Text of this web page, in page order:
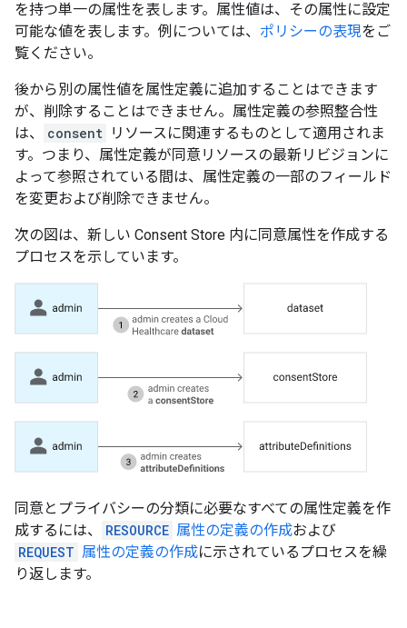
を持つ単一の属性を表します。属性値は、その属性に設定
可能な値を表します。例については、 ポリシーの表現をご
覧ください。
後から別の属性値を属性定義に追加することはできます
が、削除することはできません。属性定義の参照整合性
は、
consent リソースに関連するものとして適用されま
す。つまり、属性定義が同意リソースの最新リビジョンに
よって参照されている間は、属性定義の一部のフィールド
を変更および削除できません。
次の図は、新しい Consent Store 内に同意属性を作成する
プロセスを示しています。
同意とプライバシーの分類に必要なすべての属性定義を作
成するには、
RESOURCE 属性の定義の作成および
REQUEST 属性の定義の作成に示されているプロセスを繰
り返します。